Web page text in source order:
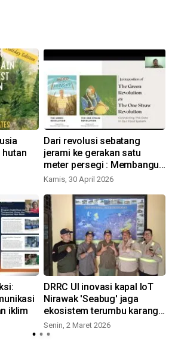
hutan
Dari revolusi sebatang
jerami ke gerakan satu
meter persegi : Membangun
ketahanan pangan
Kamis, 30 April 2026
iklim
DRRC UI inovasi kapal IoT
Nirawak 'Seabug' jaga
ekosistem terumbu karang
Karimunjawa
Senin, 2 Maret 2026